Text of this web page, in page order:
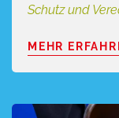
Schutz und
MEHR